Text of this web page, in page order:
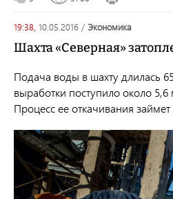
19:38, 10.05.2016 / экономика
Шахта «Северная»
Подача воды в шахту длилась
выработки поступило около
Процесс ееоткачивания